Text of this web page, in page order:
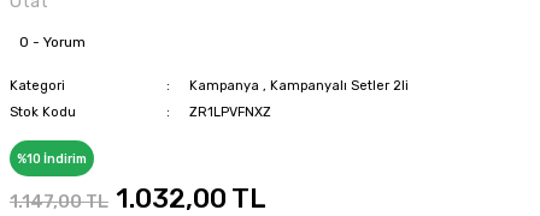
0 - Yorum
Kategori Kampanya , Kampanyalı Setler 2li
Stok Kodu
ZR1LPVFNXZ
%10 İndirim
1.147,00 TL 1.032,00 TL